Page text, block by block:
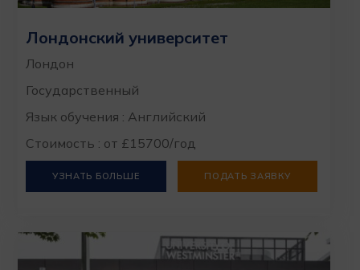
Лондонский университет
Лондон
Государственный
Язык обучения : Английский
Стоимость : от £15700/год
УЗНАТЬ БОЛЬШЕ ПОДАТЬ ЗАЯВКУ